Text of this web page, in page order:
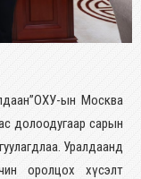
ын Москва
долоодугаар сарын
Уралдаанд
оролцох хүсэлт